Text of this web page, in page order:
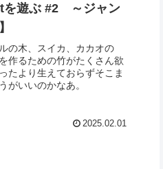
を遊ぶ #2 ～ジャン
の木、スイカ、カカオの
作るための竹がたくさん欲
たより生えておらずそこま
がいいのかなあ。
2025.02.01